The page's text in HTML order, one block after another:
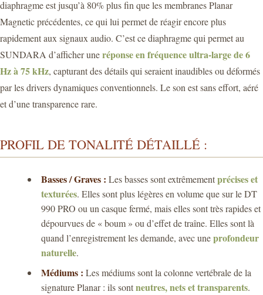
diaphragme est jusqu’à 80% plus fin que les membranes Planar
Magnetic précédentes, ce qui lui permet de réagir encore plus
rapidement aux signaux audio. C’est ce diaphragme qui permet au
SUNDARA d’afficher uneréponse en fréquence ultra-large de 6
Hz à 75 kHz, capturant des détails qui seraient inaudibles ou déformés
par les drivers dynamiques conventionnels. Le son est sans effort, aéré
et d’une transparence rare.
PROFIL DE TONALITÉ DÉTAILLÉ :
Basses / Graves : Les basses sont extrêmementprécises et
texturées. Elles sont plus légères en volume que sur le DT
990 PRO ou un casque fermé, mais elles sont très rapides et
dépourvues de « boum » ou d’effet de traîne. Elles sont là
quand l’enregistrement les demande, avec uneprofondeur
naturelle.
Médiums : Les médiums sont la colonne vertébrale de la
signature Planar : ils sontneutres, nets et transparents.